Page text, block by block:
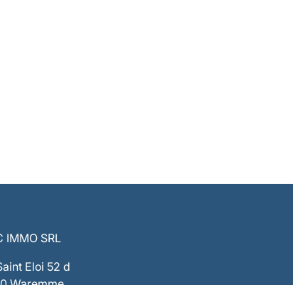
IMMO SRL
Eloi 52 d